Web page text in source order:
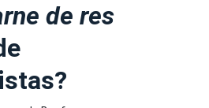
de res